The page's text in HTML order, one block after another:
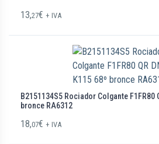
13,27€ + IVA
B2151134S5 Rociador Colgante F1FR80
bronce RA6312
18,07€ + IVA